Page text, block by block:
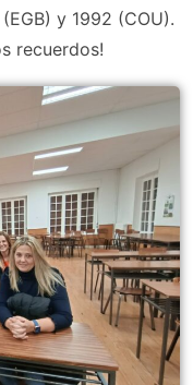
y 1992 (COU).
recuerdos!